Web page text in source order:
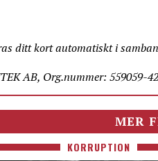
ditt kort automatiskt i
AB, Org.nummer: 559059-
MER
KORRUPTION